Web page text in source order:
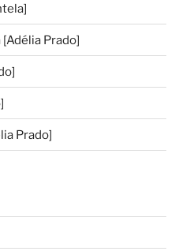
Prado]
Prado]